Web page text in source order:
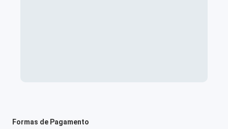
Formas de Pagamento